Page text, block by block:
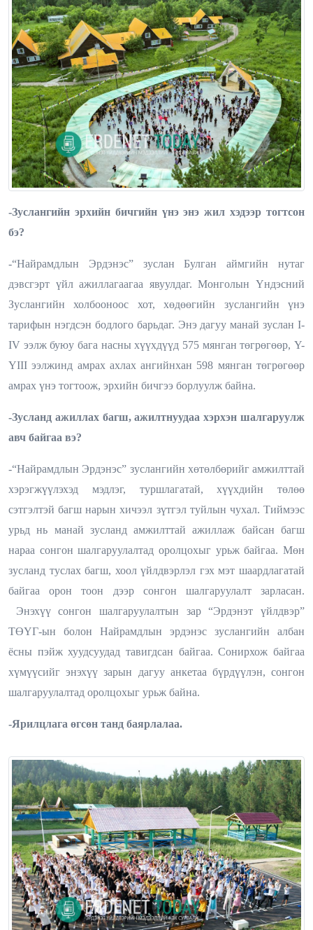
-Зуслангийн эрхийн бичгийн үнэ энэ жил хэдээр тогтсон
бэ?
-“Найрамдлын Эрдэнэс” зуслан Булган аймгийн нутаг
дэвсгэрт үйл ажиллагаагаа явуулдаг. Монголын Үндэсний
Зуслангийн холбооноос хот, хөдөөгийн зуслангийн үнэ
тарифын нэгдсэн бодлого барьдаг. Энэ дагуу манай зуслан I-
IV ээлж буюу бага насны хүүхдүүд 575 мянган төгрөгөөр,Y-
YIIIээлжинд амрах ахлах ангийнхан 598 мянган төгрөгөөр
амрах үнэ тогтоож, эрхийн бичгээ борлуулж байна.
-Зусланд ажиллах багш, ажилтнуудаа хэрхэн шалгаруулж
авч байгаа вэ?
-“Найрамдлын Эрдэнэс” зуслангийн хөтөлбөрийг амжилттай
хэрэгжүүлэхэд мэдлэг, туршлагатай, хүүхдийн төлөө
сэтгэлтэй багш нарын хичээл зүтгэл туйлын чухал. Тиймээс
урьд нь манай зусланд амжилттай ажиллаж байсан багш
нараа сонгон шалгаруулалтад оролцохыг урьж байгаа. Мөн
зусланд туслах багш, хоол үйлдвэрлэл гэх мэт шаардлагатай
байгаа орон тоон дээр сонгон шалгаруулалт зарласан.
Энэхүү сонгон шалгаруулалтын зар “Эрдэнэт үйлдвэр”
ТӨҮГ-ын болон Найрамдлын эрдэнэс зуслангийн албан
ёсны пэйж хуудсуудад тавигдсан байгаа. Сонирхож байгаа
хүмүүсийг энэхүү зарын дагуу анкетаа бүрдүүлэн, сонгон
шалгаруулалтад оролцохыг урьж байна.
-Ярилцлага өгсөн танд баярлалаа.